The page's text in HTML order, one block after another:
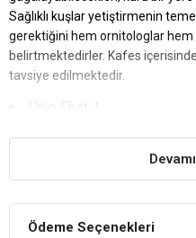
Sağlıklı kuşlar yetiştirmenin
gerektiğini hem ornitologlar
belirtmektedirler. Kafes
tavsiye edilmektedir.
Ürün Ebat: L
EuroGoldKalsiyum İlaveli
Dişi kuşun yumurtlama
Ödeme Seçenekleri